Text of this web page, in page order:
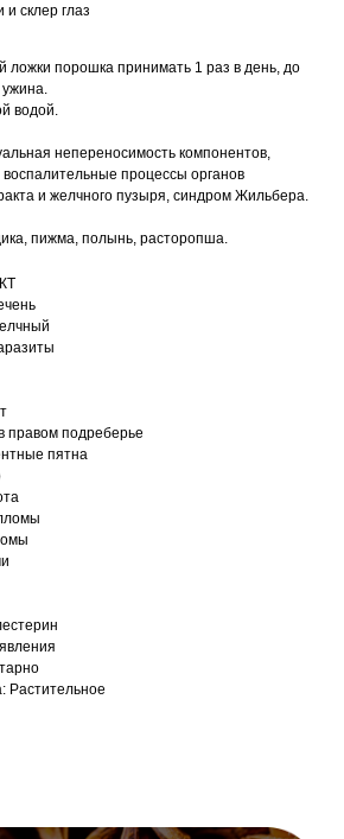
склер глаз
ложки порошка принимать 1 раз в день, до
водой.
непереносимость компонентов,
процессы органов
и желчного пузыря, синдром Жильбера.
пижма, полынь, расторопша.
правом подреберье
пятна
Растительное